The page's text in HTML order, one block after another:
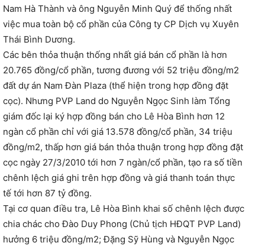
Nam Hà Thành và ông Nguyễn Minh Quý để thống nhất
việc mua toàn bộ cổ phần của Công ty CP Dịch vụ Xuyên
Thái Bình Dương.
Các bên thỏa thuận thống nhất giá bán cổ phần là hơn
20.765 đồng/cổ phần, tương đương với 52 triệu đồng/m2
đất dự án Nam Đàn Plaza (thể hiện trong hợp đồng đặt
cọc). Nhưng PVP Land do Nguyễn Ngọc Sinh làm Tổng
giám đốc lại ký hợp đồng bán cho Lê Hòa Bình hơn 12
ngàn cổ phần chỉ với giá 13.578 đồng/cổ phần, 34 triệu
đồng/m2, thấp hơn giá bán thỏa thuận trong hợp đồng đặt
cọc ngày 27/3/2010 tới hơn 7 ngàn/cổ phần, tạo ra số tiền
chênh lệch giá ghi trên hợp đồng và giá thanh toán thực
tế tới hơn 87 tỷ đồng.
Tại cơ quan điều tra, Lê Hòa Bình khai số chênh lệch được
chia chác cho Đào Duy Phong (Chủ tịch HĐQT PVP Land)
hưởng 6 triệu đồng/m2; Đặng Sỹ Hùng và Nguyễn Ngọc